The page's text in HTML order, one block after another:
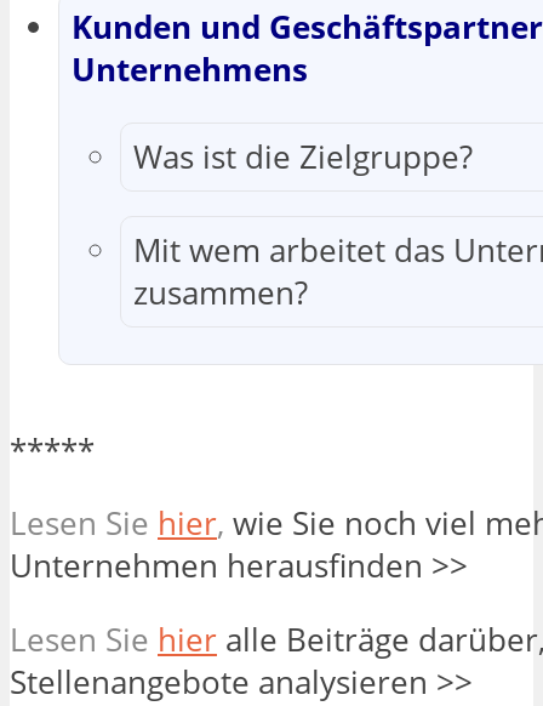
Kunden und
Unternehmens
Was ist die Zielgruppe?
Mit wem arbeitet das
zusammen?
*****
Lesen Sie hier, wie Sie noch viel
Unternehmen herausfinden >>
Lesen Sie hier alle Beiträge
Stellenangebote analysieren >>